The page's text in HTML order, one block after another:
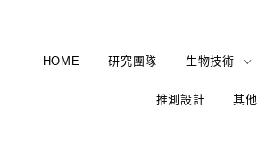
HOME 研究團隊 生物技術
推測設計 其他